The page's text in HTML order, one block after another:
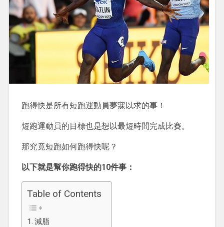
跑得快是所有短跑運動員夢寐以求的事！
短跑運動員的目標也是想以最短時間完成比賽。
那究竟短跑如何跑得快呢？
以下就是幫你跑得快的10件事：
Table of Contents
減脂